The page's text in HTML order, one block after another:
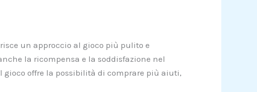
un approccio al gioco più pulito e
la ricompensa e la soddisfazione nel
gioco offre la possibilità di comprare più aiuti,